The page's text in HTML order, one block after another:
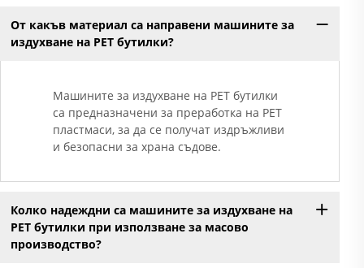
От какъв материал са направени машините за
издухване на PET бутилки?
Машините за издухване на PET бутилки
са предназначени за преработка на PET
пластмаси, за да се получат издръжливи
и безопасни за храна съдове.
Колко надеждни са машините за издухване на
PET бутилки при използване за масово
производство?